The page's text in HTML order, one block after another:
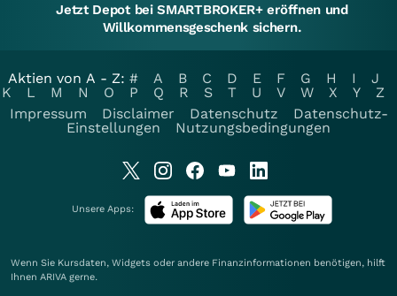
Jetzt Depot bei SMARTBROKER+ eröffnen und
Willkommensgeschenk sichern.
Aktien von A - Z: # A B C D E F G H I
J
K
L M N O P Q R S T U V W X Y
Z
Impressum
Disclaimer Datenschutz
Datenschutz-
Einstellungen
Nutzungsbedingungen
Unsere Apps:
Wenn Sie Kursdaten, Widgets oder andere Finanzinformationen benötigen, hilft
Ihnen ARIVA gerne.